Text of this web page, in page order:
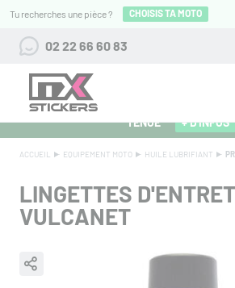
Tu recherches une pièce ? CHOISIS TA MOTO
02 22 66 60 83
ALPINESTARS 27 : FLOCAGE OFFERT
TENUE
+ D'INFOS
ACCUEIL EQUIPEMENT MOTO HUILE LUBRIFIANT
LINGETTES
VULCANET